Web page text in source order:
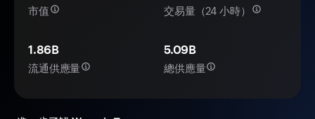
市值 交易量（24 小時）
1.86B
流通供應量
5.09B
總供應量